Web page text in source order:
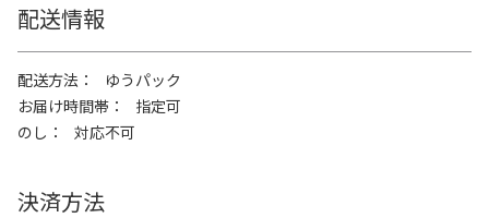
配送情報
配送方法
ゆうパック
お届け時間帯
指定可
のし
対応不可
決済方法